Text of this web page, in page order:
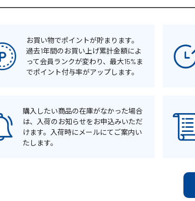
お買い物でポイントが貯まります。
過去1年間のお買い上げ累計金額によ
って会員ランクが変わり、最大15%ま
でポイント付与率がアップします。
購入したい商品の在庫がなかった場合
は、入荷のお知らせをお申込みいただ
けます。入荷時にメールにてご案内い
たします。